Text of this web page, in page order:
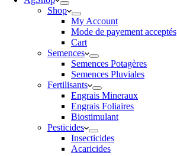
Shop
My Account
Mode de payement acceptés
Cart
Semences
Semences Potagères
Semences Pluviales
Fertilisants
Engrais Mineraux
Engrais Foliaires
Biostimulant
Pesticides
Insecticides
Acaricides